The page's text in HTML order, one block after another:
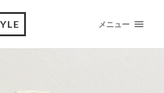
メニュー